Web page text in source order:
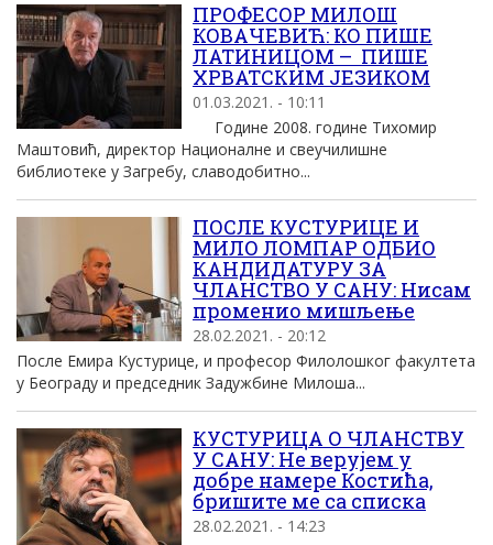
ПРОФЕСОР МИЛОШ
КОВАЧЕВИЋ: КО ПИШЕ
ЛАТИНИЦОМ – ПИШЕ
ХРВАТСКИМ ЈЕЗИКОМ
01.03.2021. - 10:11
Године 2008. године Тихомир
Маштовић, директор Националне и свеучилишне
библиотеке у Загребу, славодобитно...
ПОСЛЕ КУСТУРИЦЕ И
МИЛО ЛОМПАР ОДБИО
КАНДИДАТУРУ ЗА
ЧЛАНСТВО У САНУ: Нисам
променио мишљење
28.02.2021. - 20:12
После Емира Кустурице, и професор Филолошког факултета
у Београду и председник Задужбине Милоша...
КУСТУРИЦА О ЧЛАНСТВУ
У САНУ: Не верујем у
добре намере Костића,
бришите ме са списка
28.02.2021. - 14:23